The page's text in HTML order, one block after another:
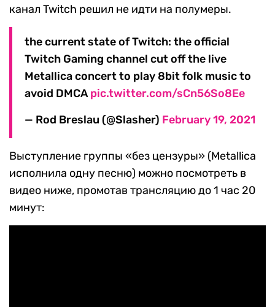
канал Twitch решил не идти на полумеры.
the current state of Twitch: the official
Twitch Gaming channel cut off the live
Metallica concert to play 8bit folk music to
avoid DMCApic.twitter.com/sCn56So8Ee
— Rod Breslau (@Slasher) February 19, 2021
Выступление группы «без цензуры» (Metallica
исполнила одну песню) можно посмотреть в
видео ниже, промотав трансляцию до 1 час 20
минут: